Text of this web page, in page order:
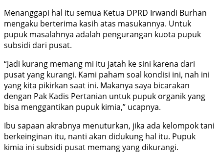
Menanggapi hal itu semua Ketua DPRD Irwandi Burhan
mengaku berterima kasih atas masukannya. Untuk
pupuk masalahnya adalah pengurangan kuota pupuk
subsidi dari pusat.
“Jadi kurang memang mi itu jatah ke sini karena dari
pusat yang kurangi. Kami paham soal kondisi ini, nah ini
yang kita pikirkan saat ini. Makanya saya bicarakan
dengan Pak Kadis Pertanian untuk pupuk organik yang
bisa menggantikan pupuk kimia,” ucapnya.
Ibu sapaan akrabnya menuturkan, jika ada kelompok tani
berkeinginan itu, nanti akan didukung hal itu. Pupuk
kimia ini subsidi pusat memang yang dikurangi.